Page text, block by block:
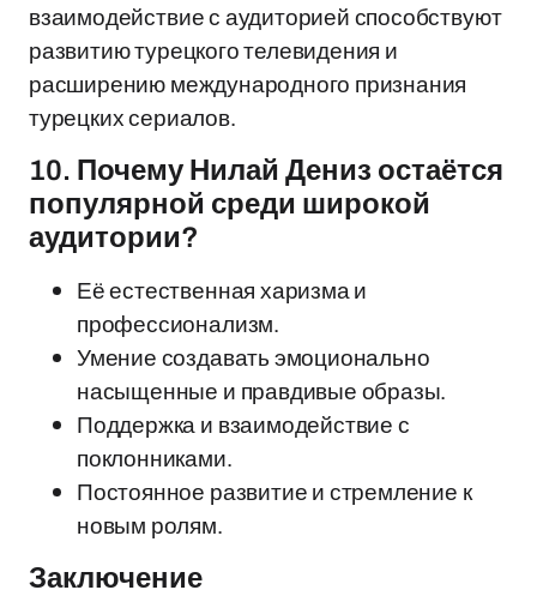
взаимодействие с аудиторией способствуют
развитию турецкого телевидения и
расширению международного признания
турецких сериалов.
10. Почему Нилай Дениз остаётся
популярной среди широкой
аудитории?
Её естественная харизма и
профессионализм.
Умение создавать эмоционально
насыщенные и правдивые образы.
Поддержка и взаимодействие с
поклонниками.
Постоянное развитие и стремление к
новым ролям.
Заключение